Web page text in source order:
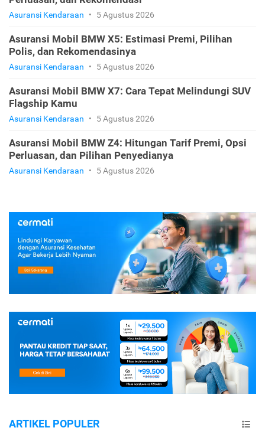
Asuransi Kendaraan • 5 Agustus 2026
Asuransi Mobil BMW X5: Estimasi Premi, Pilihan
Polis, dan Rekomendasinya
Asuransi Kendaraan • 5 Agustus 2026
Asuransi Mobil BMW X7: Cara Tepat Melindungi SUV
Flagship Kamu
Asuransi Kendaraan • 5 Agustus 2026
Asuransi Mobil BMW Z4: Hitungan Tarif Premi, Opsi
Perluasan, dan Pilihan Penyedianya
Asuransi Kendaraan • 5 Agustus 2026
ARTIKEL POPULER